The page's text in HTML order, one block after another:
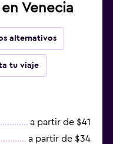
Venecia
alternativos
tu viaje
a partir de $41
a partir de $34